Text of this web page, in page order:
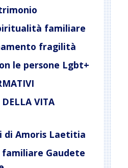
familiare
fragilità
le persone Lgbt+
VITA
di Amoris Laetitia
Gaudete